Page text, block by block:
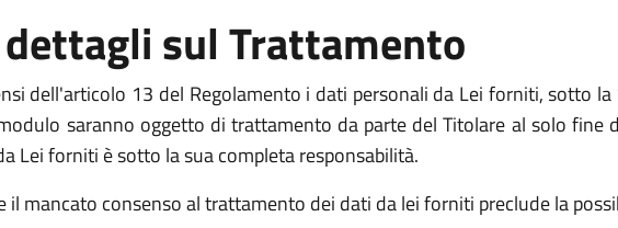
sul Trattamento
dell'articolo 13 del Regolamento i dati personali da Lei forniti, sotto
saranno oggetto di trattamento da parte del Titolare al solo fine
Lei forniti è sotto la sua completa responsabilità.
il mancato consenso al trattamento dei dati da lei forniti preclude la